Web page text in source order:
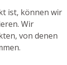
ist, können wir
Wir
von denen